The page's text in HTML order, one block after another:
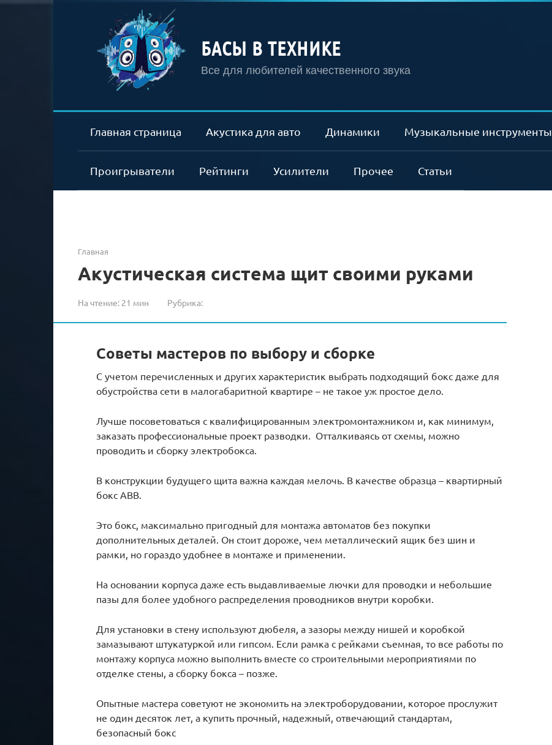
БАСЫ В ТЕХНИКЕ
Все для любителей качественного звука
Главная страница Акустика для авто Динамики Музыкальные инструменты
Проигрыватели Рейтинги Усилители Прочее Статьи
Главная
Акустическая система щит своими руками
На чтение: 21 мин Рубрика:
Советы мастеров по выбору и сборке
С учетом перечисленных и других характеристик выбрать подходящий бокс даже для
обустройства сети в малогабаритной квартире – не такое уж простое дело.
Лучше посоветоваться с квалифицированным электромонтажником и, как минимум,
заказать профессиональные проект разводки. Отталкиваясь от схемы, можно
проводить и сборку электробокса.
В конструкции будущего щита важна каждая мелочь. В качестве образца – квартирный
бокс АВВ.
Это бокс, максимально пригодный для монтажа автоматов без покупки
дополнительных деталей. Он стоит дороже, чем металлический ящик без шин и
рамки, но гораздо удобнее в монтаже и применении.
На основании корпуса даже есть выдавливаемые лючки для проводки и небольшие
пазы для более удобного распределения проводников внутри коробки.
Для установки в стену используют дюбеля, а зазоры между нишей и коробкой
замазывают штукатуркой или гипсом. Если рамка с рейками съемная, то все работы по
монтажу корпуса можно выполнить вместе со строительными мероприятиями по
отделке стены, а сборку бокса – позже.
Опытные мастера советуют не экономить на электроборудовании, которое прослужит
не один десяток лет, а купить прочный, надежный, отвечающий стандартам,
безопасный бокс